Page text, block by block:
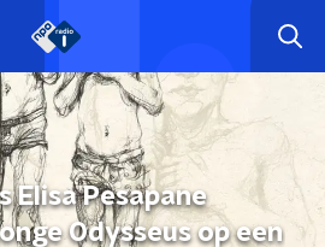
Elisa Pesapane
Odysseus op een